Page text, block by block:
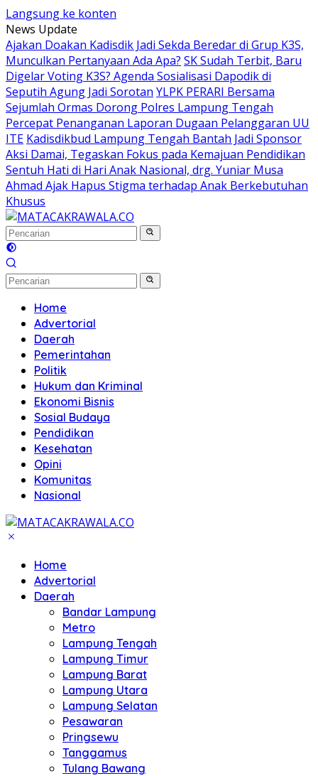
Langsung ke konten
News Update
Ajakan Doakan Kadisdik Jadi Sekda Beredar di Grup K3S,
Munculkan Pertanyaan Ada Apa? SK Sudah Terbit, Baru
Digelar Voting K3S? Agenda Sosialisasi Dapodik di
Seputih Agung Jadi Sorotan YLPK PERARI Bersama
Sejumlah Ormas Dorong Polres Lampung Tengah
Percepat Penanganan Laporan Dugaan Pelanggaran UU
ITE Kadisdikbud Lampung Tengah Bantah Jadi Sponsor
Aksi Damai, Tegaskan Fokus pada Kemajuan Pendidikan
Sentuh Hati di Hari Anak Nasional, drg. Yuniar Musa
Ahmad Ajak Hapus Stigma terhadap Anak Berkebutuhan
Khusus
Home
Advertorial
Daerah
Pemerintahan
Politik
Hukum dan Kriminal
Ekonomi Bisnis
Sosial Budaya
Pendidikan
Kesehatan
Opini
Komunitas
Nasional
Home
Advertorial
Daerah
Bandar Lampung
Metro
Lampung Tengah
Lampung Timur
Lampung Barat
Lampung Utara
Lampung Selatan
Pesawaran
Pringsewu
Tanggamus
Tulang Bawang